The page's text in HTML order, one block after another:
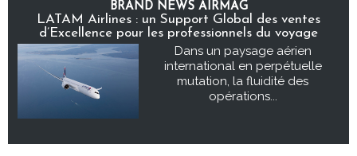
BRAND NEWS AIRMAG
LATAM Airlines : un Support Global des ventes
d’Excellence pour les professionnels du voyage
Dans un paysage aérien
international en perpétuelle
mutation, la fluidité des
opérations...